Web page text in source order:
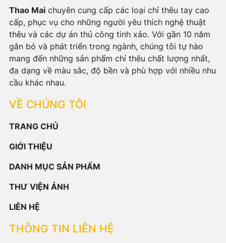
Thao Mai chuyên cung cấp các loại chỉ thêu tay cao
cấp, phục vụ cho những người yêu thích nghệ thuật
thêu và các dự án thủ công tinh xảo. Với gần 10 năm
gắn bó và phát triển trong ngành, chúng tôi tự hào
mang đến những sản phẩm chỉ thêu chất lượng nhất,
đa dạng về màu sắc, độ bền và phù hợp với nhiều nhu
cầu khác nhau.
VỀ CHÚNG TÔI
TRANG CHỦ
GIỚI THIỆU
DANH MỤC SẢN PHẨM
THƯ VIỆN ẢNH
LIÊN HỆ
THÔNG TIN LIÊN HỆ